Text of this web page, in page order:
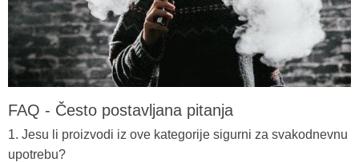
FAQ - Često postavljana pitanja
1. Jesu li proizvodi iz ove kategorije sigurni za svakodnevnu
upotrebu?